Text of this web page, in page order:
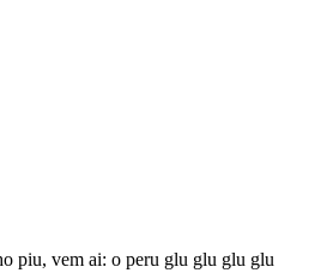
piu, vem ai: o peru glu glu glu glu